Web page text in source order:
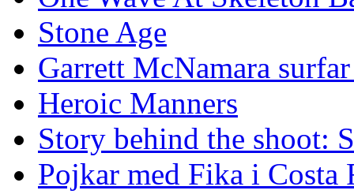
Stone Age
Garrett McNamara
Heroic Manners
Story behind the shoot:
Pojkar med Fika i Costa